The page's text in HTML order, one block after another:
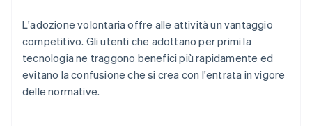
L'adozione volontaria offre alle attività un vantaggio
competitivo. Gli utenti che adottano per primi la
tecnologia ne traggono benefici più rapidamente ed
evitano la confusione che si crea con l'entrata in vigore
delle normative.